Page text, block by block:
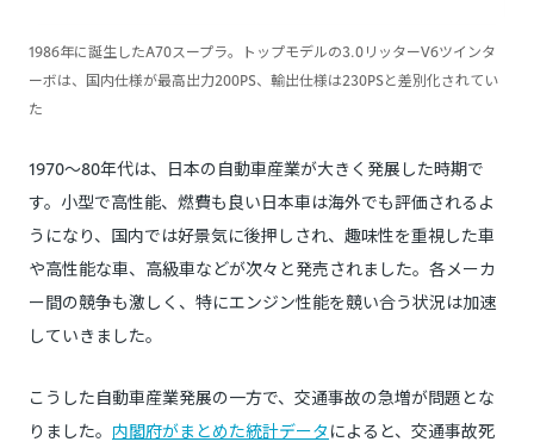
1986年に誕生したA70スープラ。トップモデルの3.0リッターV6ツインタ
ーボは、国内仕様が最高出力200PS、輸出仕様は230PSと差別化されてい
た
1970～80年代は、日本の自動車産業が大きく発展した時期で
す。小型で高性能、燃費も良い日本車は海外でも評価されるよ
うになり、国内では好景気に後押しされ、趣味性を重視した車
や高性能な車、高級車などが次々と発売されました。各メーカ
ー間の競争も激しく、特にエンジン性能を競い合う状況は加速
していきました。
こうした自動車産業発展の一方で、交通事故の急増が問題とな
りました。 内閣府がまとめた統計データ によると、交通事故死